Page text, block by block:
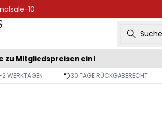
10
Suche
zu Mitgliedspreisen ein!
2 WERKTAGEN 30 TAGE RÜCKGABERECHT